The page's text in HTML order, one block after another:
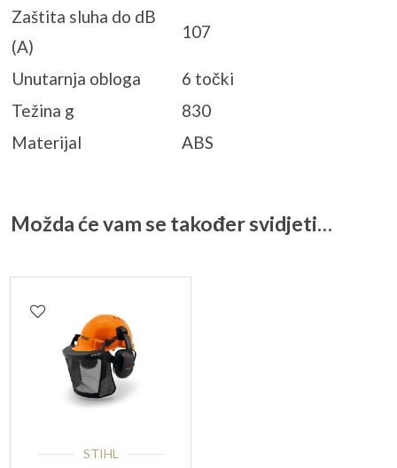
Zaštita sluha do dB
(A)
107
Unutarnja obloga
6 točki
Težina g
830
Materijal
ABS
Možda će vam se također svidjeti…
STIHL